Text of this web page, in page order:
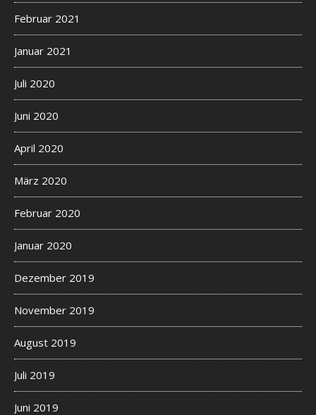
Februar 2021
Januar 2021
Juli 2020
Juni 2020
April 2020
März 2020
Februar 2020
Januar 2020
Dezember 2019
November 2019
August 2019
Juli 2019
Juni 2019